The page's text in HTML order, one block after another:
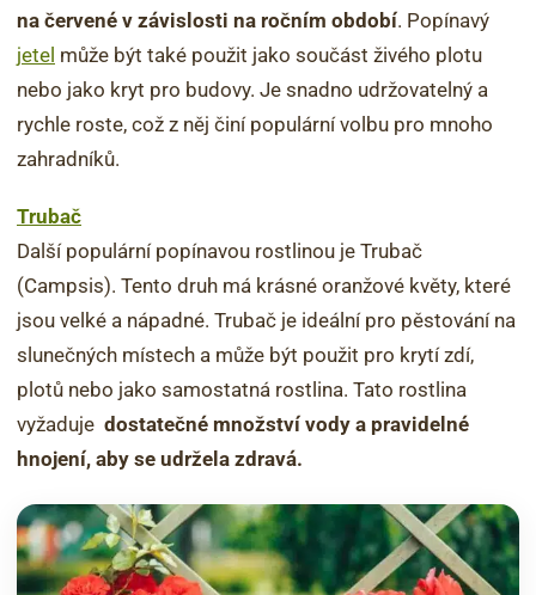
na červené v závislosti na ročním období. Popínavý
jetel může být také použit jako součást živého plotu
nebo jako kryt pro budovy. Je snadno udržovatelný a
rychle roste, což z něj činí populární volbu pro mnoho
zahradníků.
Trubač
Další populární popínavou rostlinou je Trubač
(Campsis). Tento druh má krásné oranžové květy, které
jsou velké a nápadné. Trubač je ideální pro pěstování na
slunečných místech a může být použit pro krytí zdí,
plotů nebo jako samostatná rostlina. Tato rostlina
vyžaduje dostatečné množství vody a pravidelné
hnojení, aby se udržela zdravá.